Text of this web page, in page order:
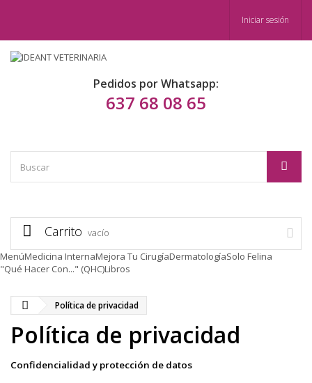
Iniciar sesión
Pedidos por Whatsapp:
637 68 08 65
Carrito vacío
MenúMedicina InternaMejora Tu CirugíaDermatologíaSolo Felina
"Qué Hacer Con..." (QHC)Libros
Política de privacidad
Política de privacidad
Confidencialidad y protección de datos